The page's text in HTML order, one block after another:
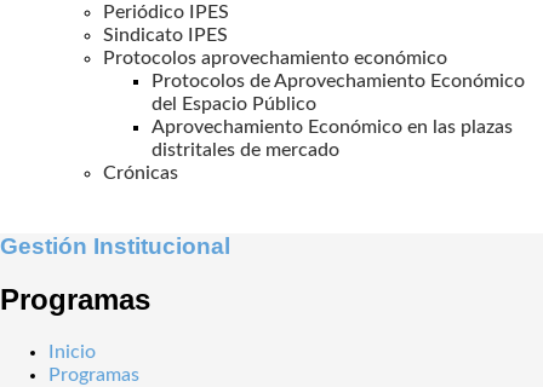
Periódico IPES
Sindicato IPES
Protocolos aprovechamiento económico
Protocolos de Aprovechamiento Económico
del Espacio Público
Aprovechamiento Económico en las plazas
distritales de mercado
Crónicas
Gestión Institucional
Programas
Inicio
Programas